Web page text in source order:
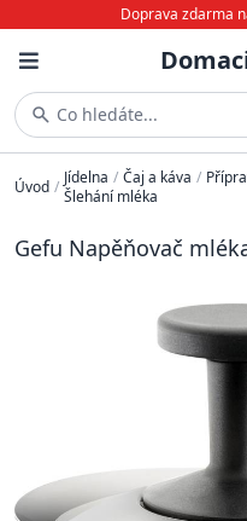
Doprava zdarma
Co hledáte...
Úvod / Jídelna / Čaj a káva /
Šlehání mléka
Gefu Napěňovač